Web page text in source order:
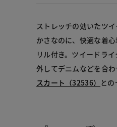
ストレッチの効いたツ
かさなのに、快適な着
リル付き。ツイードラ
外してデニムなどを合
スカート（32536） と